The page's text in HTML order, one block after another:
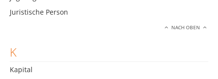
Juristische Person
NACH OBEN
K
Kapital